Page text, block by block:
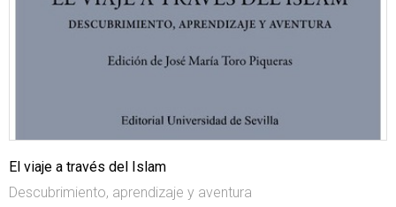
El viaje a través del Islam
Descubrimiento, aprendizaje y aventura